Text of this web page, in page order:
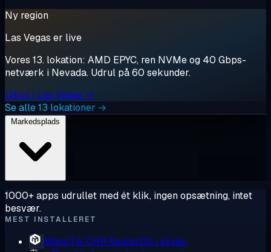
Ny region
Las Vegas er live
Vores 13. lokation: AMD EPYC, ren NVMe og 40 Gbps-
netværk i Nevada. Udrul på 60 sekunder.
Udrul i Las Vegas →
Se alle 13 lokationer →
1000+ apps udrullet med ét klik, ingen opsætning, intet
besvær.
MEST INSTALLERET
MikroTik CHR RouterOS i skyen